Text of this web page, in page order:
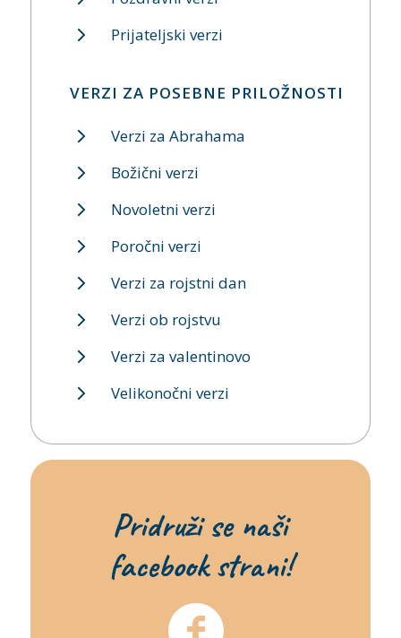
Prijateljski verzi
VERZI ZA POSEBNE PRILOŽNOSTI
Verzi za Abrahama
Božični verzi
Novoletni verzi
Poročni verzi
Verzi za rojstni dan
Verzi ob rojstvu
Verzi za valentinovo
Velikonočni verzi
Pridruži se naši
facebook strani!